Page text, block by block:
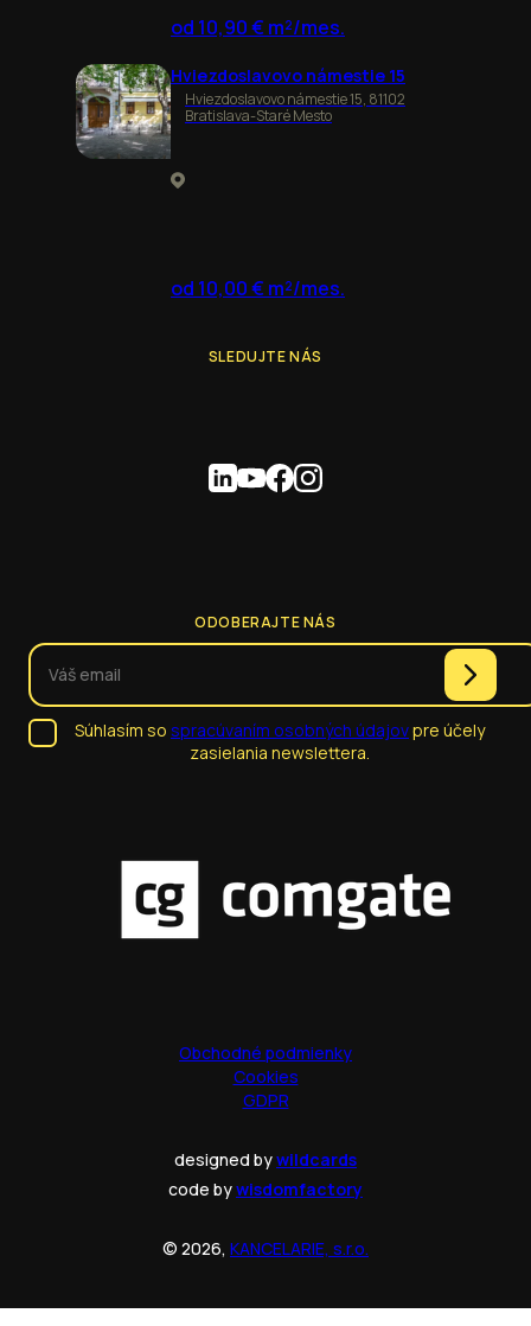
od 10,90 € m²/mes.
Hviezdoslavovo námestie 15
Hviezdoslavovo námestie 15, 81102
Bratislava-Staré Mesto
od 10,00 € m²/mes.
SLEDUJTE NÁS
ODOBERAJTE NÁS
Súhlasím so spracúvaním osobných údajovpre účely
zasielania newslettera.
Obchodné podmienky
Cookies
GDPR
designed bywildcards
code bywisdomfactory
© 2026, KANCELARIE, s.r.o.